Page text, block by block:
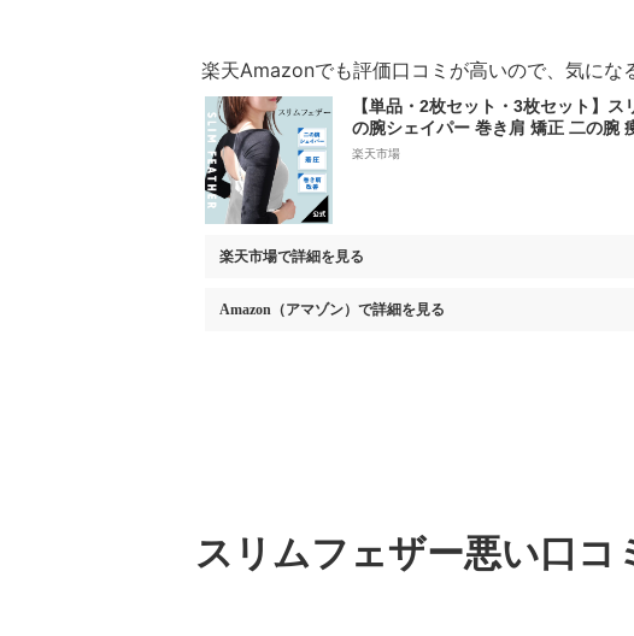
楽天Amazonでも評価口コミが高いので、気に
【単品・2枚セット・3枚セット】ス
の腕シェイパー 巻き肩 矯正 二の腕
二の腕 着圧 サポーター 二の腕着圧
楽天市場
楽天市場で詳細を見る
Amazon（アマゾン） で詳細を見る
スリムフェザー悪い口コ